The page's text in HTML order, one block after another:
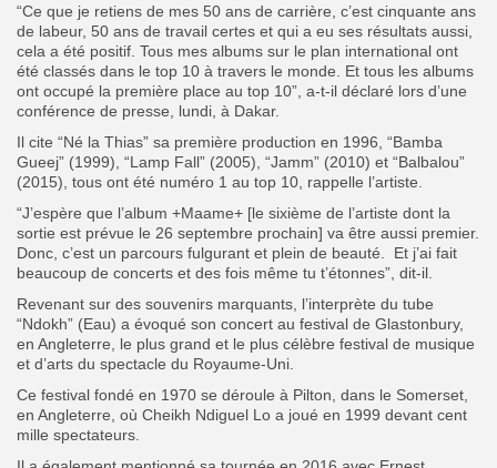
“Ce que je retiens de mes 50 ans de carrière, c’est cinquante ans
de labeur, 50 ans de travail certes et qui a eu ses résultats aussi,
cela a été positif. Tous mes albums sur le plan international ont
été classés dans le top 10 à travers le monde. Et tous les albums
ont occupé la première place au top 10”, a-t-il déclaré lors d’une
conférence de presse, lundi, à Dakar.
Il cite “Né la Thias” sa première production en 1996, “Bamba
Gueej” (1999), “Lamp Fall” (2005), “Jamm” (2010) et “Balbalou”
(2015), tous ont été numéro 1 au top 10, rappelle l’artiste.
“J’espère que l’album +Maame+ [le sixième de l’artiste dont la
sortie est prévue le 26 septembre prochain] va être aussi premier.
Donc, c’est un parcours fulgurant et plein de beauté. Et j’ai fait
beaucoup de concerts et des fois même tu t’étonnes”, dit-il.
Revenant sur des souvenirs marquants, l’interprète du tube
“Ndokh” (Eau) a évoqué son concert au festival de Glastonbury,
en Angleterre, le plus grand et le plus célèbre festival de musique
et d’arts du spectacle du Royaume-Uni.
Ce festival fondé en 1970 se déroule à Pilton, dans le Somerset,
en Angleterre, où Cheikh Ndiguel Lo a joué en 1999 devant cent
mille spectateurs.